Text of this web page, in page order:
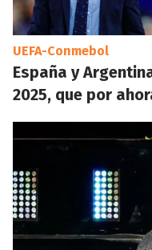
UEFA-Conmebol
España y
2025, que por